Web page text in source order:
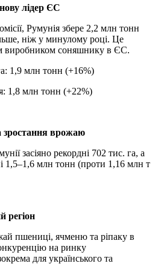
лідер ЄС
Румунія збере 2,2 млн тонн
ніж у минулому році. Це
виробником соняшнику в ЄС.
млн тонн (+16%)
млн тонн (+22%)
зростання врожаю
засіяно рекордні 702 тис. га, а
1,5–1,6 млн тонн (проти 1,16 млн т
регіон
пшениці, ячменю та ріпаку в
на ринку
для українського та